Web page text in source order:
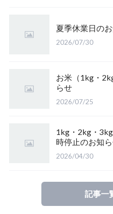
【完売】山形産 さわのは
皇室献上米 こしひかり（
特栽 笹屋のお米（オリジ
山形置賜産 山形95号
山形県置賜 こしひかり
たかはた つや姫（山形）
ひとめぼれ（山形）
鳥取県産 江府米きぬむすめ
山形県置賜 こしひかり
【完売】岩手のアカシア蜜
【完売】四国山脈の山の蜜
夏季休業日の
2026/07/30
お米（1kg・
らせ
2026/07/25
1kg・2kg・
時停止のお知
2026/04/30
記事一